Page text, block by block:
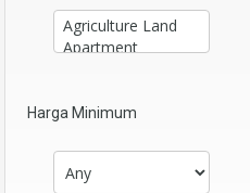
Harga Minimum